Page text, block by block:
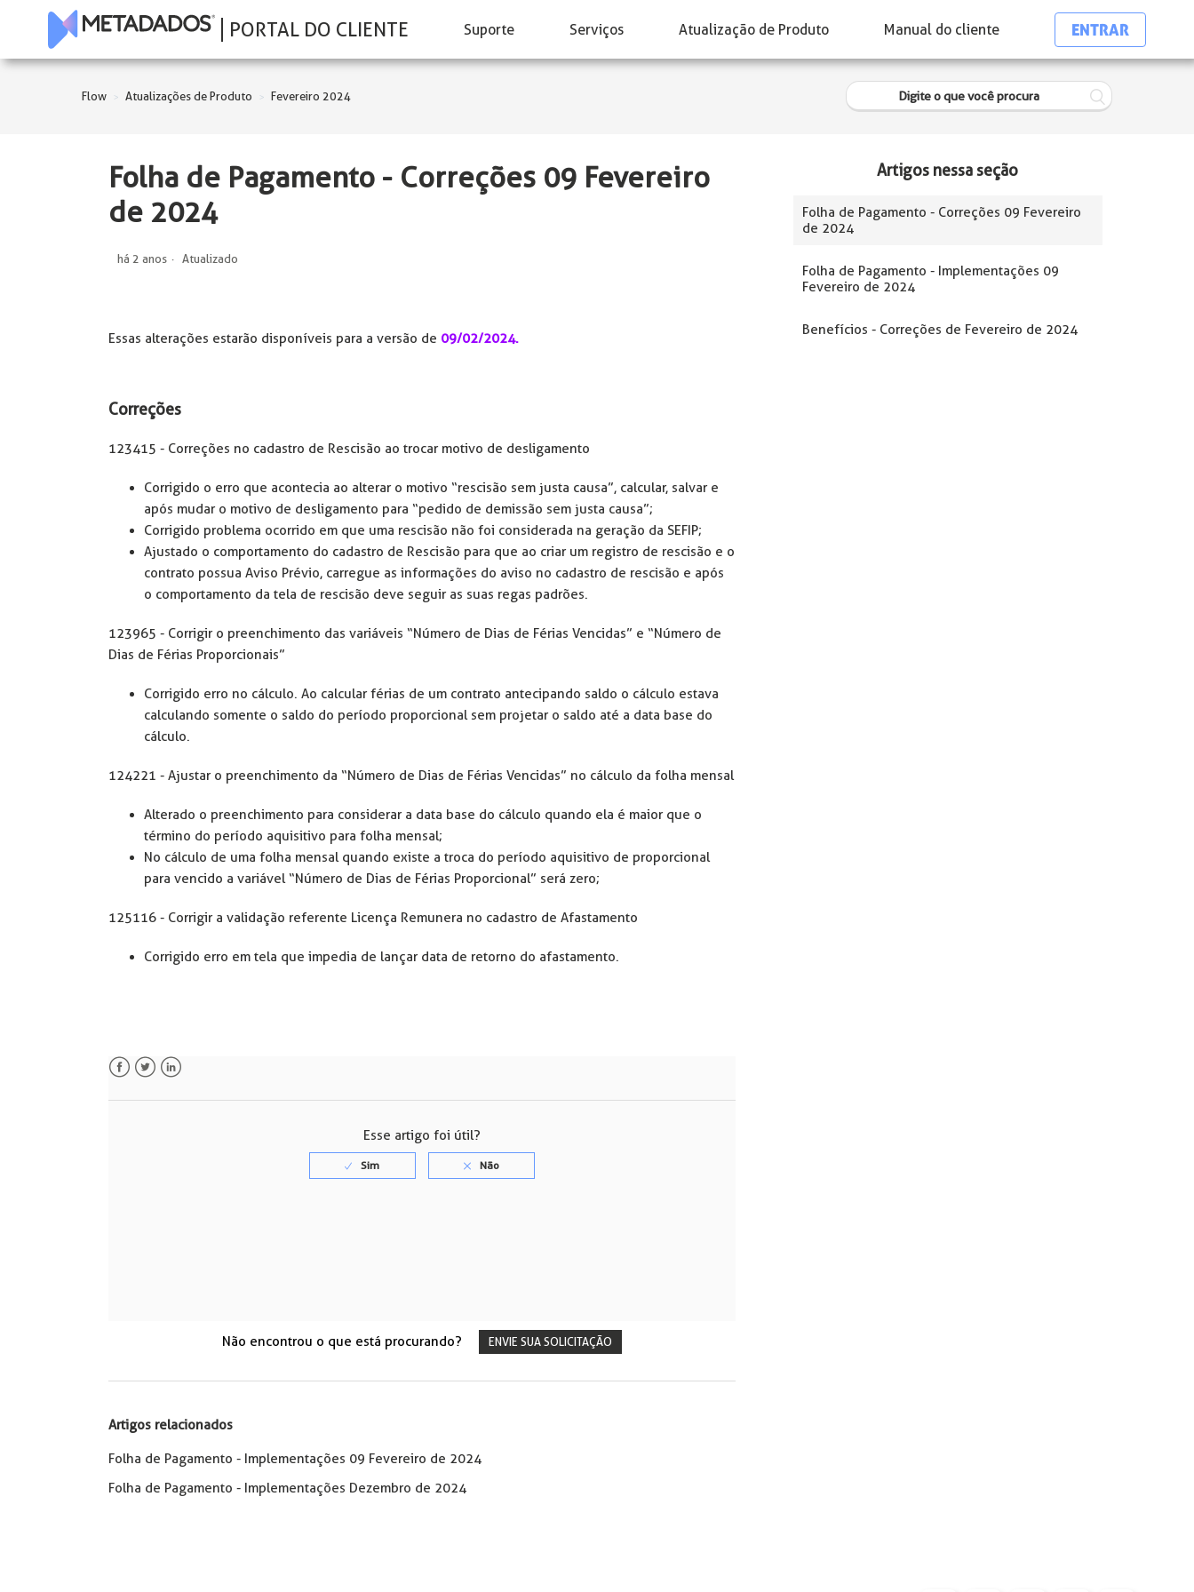
PORTAL DO CLIENTE Suporte Serviços Atualização de Produto Manual do cliente ENTRAR
Flow Atualizações de Produto Fevereiro 2024
Folha de Pagamento - Correções 09 Fevereiro
de 2024
há 2 anos Atualizado
Essas alterações estarão disponíveis para a versão de 09/02/2024.
Correções
123415 - Correções no cadastro de Rescisão ao trocar motivo de desligamento
Corrigido o erro que acontecia ao alterar o motivo “rescisão sem justa causa”, calcular, salvar e
após mudar o motivo de desligamento para “pedido de demissão sem justa causa”;
Corrigido problema ocorrido em que uma rescisão não foi considerada na geração da SEFIP;
Ajustado o comportamento do cadastro de Rescisão para que ao criar um registro de rescisão e o
contrato possua Aviso Prévio, carregue as informações do aviso no cadastro de rescisão e após
o comportamento da tela de rescisão deve seguir as suas regas padrões.
123965 - Corrigir o preenchimento das variáveis “Número de Dias de Férias Vencidas” e “Número de
Dias de Férias Proporcionais”
Corrigido erro no cálculo. Ao calcular férias de um contrato antecipando saldo o cálculo estava
calculando somente o saldo do período proporcional sem projetar o saldo até a data base do
cálculo.
124221 - Ajustar o preenchimento da “Número de Dias de Férias Vencidas” no cálculo da folha mensal
Alterado o preenchimento para considerar a data base do cálculo quando ela é maior que o
término do período aquisitivo para folha mensal;
No cálculo de uma folha mensal quando existe a troca do período aquisitivo de proporcional
para vencido a variável “Número de Dias de Férias Proporcional” será zero;
125116 - Corrigir a validação referente Licença Remunera no cadastro de Afastamento
Corrigido erro em tela que impedia de lançar data de retorno do afastamento.
Esse artigo foi útil?
Não encontrou o que está procurando? ENVIE SUA SOLICITAÇÃO
Artigos relacionados
Folha de Pagamento - Implementações 09 Fevereiro de 2024
Folha de Pagamento - Implementações Dezembro de 2024
Artigos nessa seção
Folha de Pagamento - Correções 09 Fevereiro
de 2024
Folha de Pagamento - Implementações 09
Fevereiro de 2024
Benefícios - Correções de Fevereiro de 2024